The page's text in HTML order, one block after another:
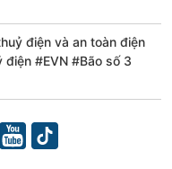
hiểu biển, đảo Việt
học & Công nghệ
điện và an toàn điện
#EVN #Bão số 3